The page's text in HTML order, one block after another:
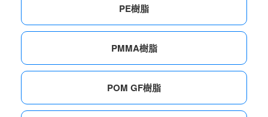
PE樹脂
PMMA樹脂
POM GF樹脂